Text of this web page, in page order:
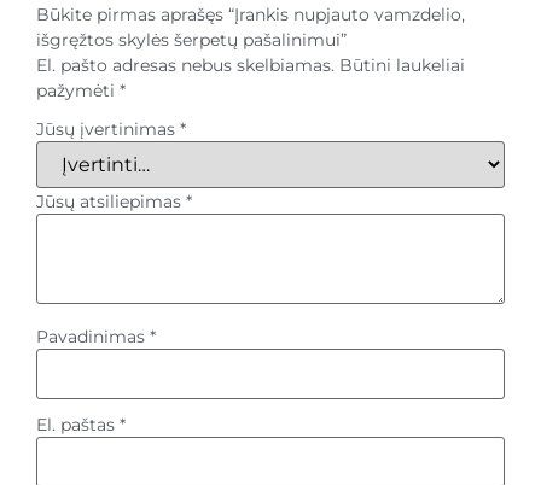
Būkite pirmas aprašęs “Įrankis nupjauto vamzdelio,
išgręžtos skylės šerpetų pašalinimui”
El. pašto adresas nebus skelbiamas. Būtini laukeliai
pažymėti *
Jūsų įvertinimas *
Jūsų atsiliepimas *
Pavadinimas *
El. paštas *